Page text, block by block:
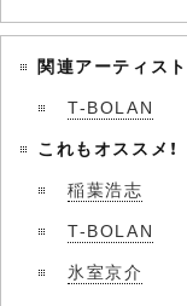
関連アーティスト
T-BOLAN
これもオススメ！
稲葉浩志
T-BOLAN
氷室京介